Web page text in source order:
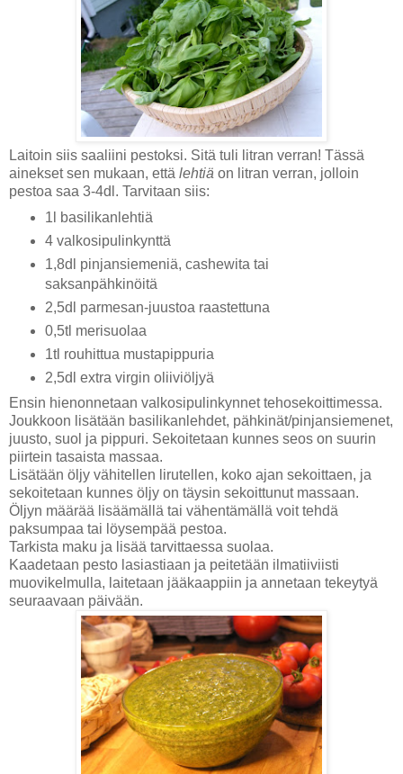
Laitoin siis saaliini pestoksi. Sitä tuli litran verran! Tässä
ainekset sen mukaan, että lehtiä on litran verran, jolloin
pestoa saa 3-4dl. Tarvitaan siis:
1l basilikanlehtiä
4 valkosipulinkynttä
1,8dl pinjansiemeniä, cashewita tai
saksanpähkinöitä
2,5dl parmesan-juustoa raastettuna
0,5tl merisuolaa
1tl rouhittua mustapippuria
2,5dl extra virgin oliiviöljyä
Ensin hienonnetaan valkosipulinkynnet tehosekoittimessa.
Joukkoon lisätään basilikanlehdet, pähkinät/pinjansiemenet,
juusto, suol ja pippuri. Sekoitetaan kunnes seos on suurin
piirtein tasaista massaa.
Lisätään öljy vähitellen lirutellen, koko ajan sekoittaen, ja
sekoitetaan kunnes öljy on täysin sekoittunut massaan.
Öljyn määrää lisäämällä tai vähentämällä voit tehdä
paksumpaa tai löysempää pestoa.
Tarkista maku ja lisää tarvittaessa suolaa.
Kaadetaan pesto lasiastiaan ja peitetään ilmatiiviisti
muovikelmulla, laitetaan jääkaappiin ja annetaan tekeytyä
seuraavaan päivään.